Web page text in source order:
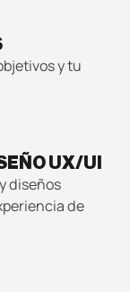
y tu
UX/UI
diseños
de